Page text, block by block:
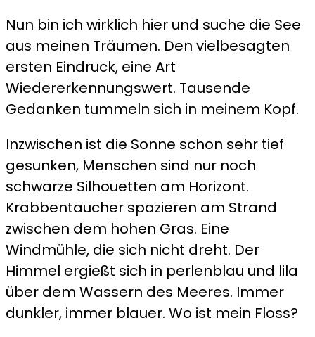
Nun bin ich wirklich hier und suche die See
aus meinen Träumen. Den vielbesagten
ersten Eindruck, eine Art
Wiedererkennungswert. Tausende
Gedanken tummeln sich in meinem Kopf.
Inzwischen ist die Sonne schon sehr tief
gesunken, Menschen sind nur noch
schwarze Silhouetten am Horizont.
Krabbentaucher spazieren am Strand
zwischen dem hohen Gras. Eine
Windmühle, die sich nicht dreht. Der
Himmel ergießt sich in perlenblau und lila
über dem Wassern des Meeres. Immer
dunkler, immer blauer. Wo ist mein Floss?